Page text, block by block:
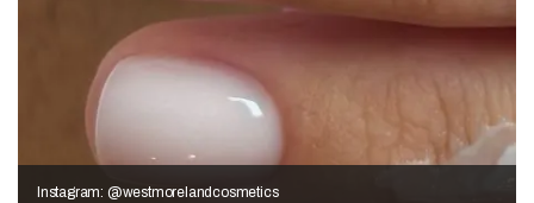
Instagram: @westmorelandcosmetics